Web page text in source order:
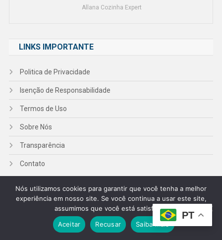
Allana Cozinha Expert
LINKS IMPORTANTE
Politica de Privacidade
Isenção de Responsabilidade
Termos de Uso
Sobre Nós
Transparência
Contato
MAIS VISTITADOS
As Melhores Panelas De Pressão
Elétricas De 2026: Guia Completo E
PT
Nós utilizamos cookies para garantir que você tenha a melhor
experiência em nosso site. Se você continua a usar este site,
assumimos que você está satisfeito.
Aceitar
Recusar Saiba mais